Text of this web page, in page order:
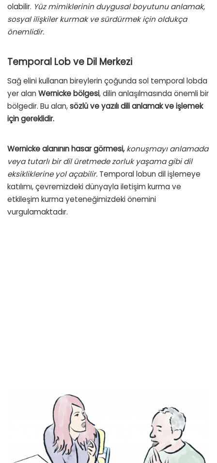
olabilir. Yüz mimiklerinin duygusal boyutunu anlamak,
sosyal ilişkiler kurmak ve sürdürmek için oldukça
önemlidir.
Temporal Lob ve Dil Merkezi
Sağ elini kullanan bireylerin çoğunda sol temporal lobda
yer alan Wernicke bölgesi, dilin anlaşılmasında önemli bir
bölgedir. Bu alan,sözlü ve yazılı dili anlamak ve işlemek
için gereklidir.
Wernicke alanının hasar görmesi, konuşmayı anlamada
veya tutarlı bir dil üretmede zorluk yaşama gibi dil
eksikliklerine yol açabilir. Temporal lobun dil işlemeye
katılımı, çevremizdeki dünyayla iletişim kurma ve
etkileşim kurma yeteneğimizdeki önemini
vurgulamaktadır.